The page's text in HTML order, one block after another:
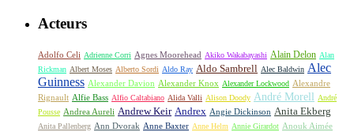
Acteurs
Adolfo Celi Adrienne Corri Agnes Moorehead Akiko Wakabayashi Alain Delon Alan
Rickman Albert Moses Alberto Sordi Aldo Ray Aldo Sambrell Alec Baldwin Alec
Guinness Alexander Davion Alexander Knox Alexander Lockwood Alexandre
Rignault Alfie Bass Alfio Caltabiano Alida Valli Alison Doody André Morell
André
Pousse Andrea Aureli Andrew Keir Andrex Angie Dickinson Anita Ekberg
Anita Pallenberg Ann Dvorak Anne Baxter Anne Helm Annie Girardot Anouk Aimée